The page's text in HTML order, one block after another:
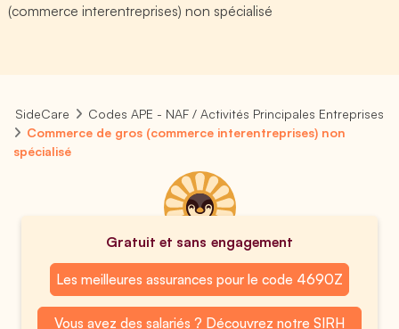
(commerce interentreprises) non spécialisé
SideCare
Codes APE - NAF / Activités Principales Entreprises
Commerce de gros (commerce interentreprises) non
spécialisé
Gratuit et sans engagement
Les meilleures assurances pour le code 4690Z
Vous avez des salariés ? Découvrez notre SIRH